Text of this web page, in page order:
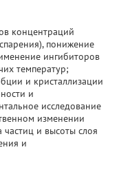
концентраций
понижение
ингибиторов
температур;
и кристаллизации
и
исследование
изменении
и высоты слоя
и